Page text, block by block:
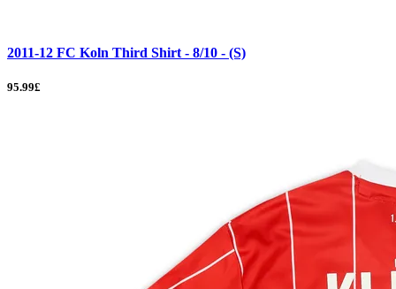
2011-12 FC Koln Third Shirt - 8/10 - (S)
95.99£